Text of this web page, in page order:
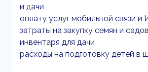
и дачи
оплату услуг мобильной связи и
затраты на закупку семян и
инвентаря для дачи
расходы на подготовку детей в